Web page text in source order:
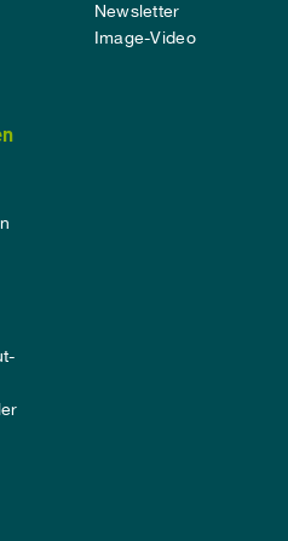
Newsletter
Image-Video